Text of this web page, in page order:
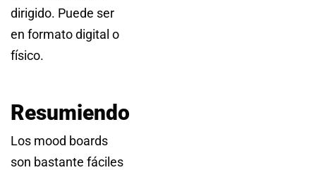
dirigido. Puede ser
en formato digital o
físico.
Resumiendo
Los mood boards
son bastante fáciles